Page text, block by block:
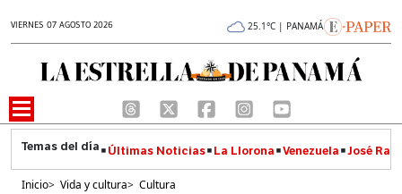
VIERNES 07 AGOSTO 2026 25.1°C | PANAMÁ
Últimas Noticias La Llorona Venezuela José
Inicio> Vida y cultura> Cultura